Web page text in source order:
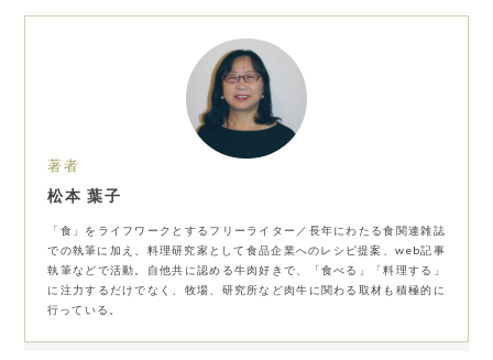
著者
松本 葉子
「食」をライフワークとするフリーライター／長年にわたる食関連雑誌
での執筆に加え、料理研究家として食品企業へのレシピ提案、web記事
執筆などで活動。自他共に認める牛肉好きで、「食べる」「料理する」
に注力するだけでなく、牧場、研究所など肉牛に関わる取材も積極的に
行っている。